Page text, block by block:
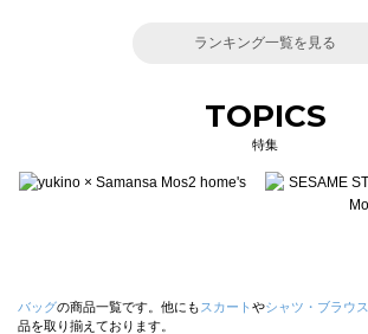
ランキング一覧を見る
TOPICS
特集
バッグの商品一覧です。他にも スカート やシャツ・ブラウス
品を取り揃えております。